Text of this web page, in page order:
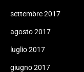
settembre 2017
agosto 2017
luglio 2017
giugno 2017